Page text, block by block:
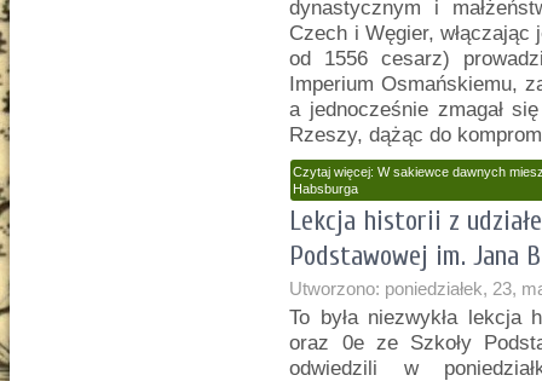
dynastycznym i
Czech i Węgier,
od 1556 cesarz)
Imperium Osmańskiemu,
a jednocześnie zmagał
Rzeszy, dążąc do
Czytaj więcej: W sakiewce dawnych
Habsburga
Lekcja historii z
Podstawowej im. Jana
Utworzono: poniedziałek, 23,
To była niezwykła lekcja
oraz 0e ze Szkoły
odwiedzili w